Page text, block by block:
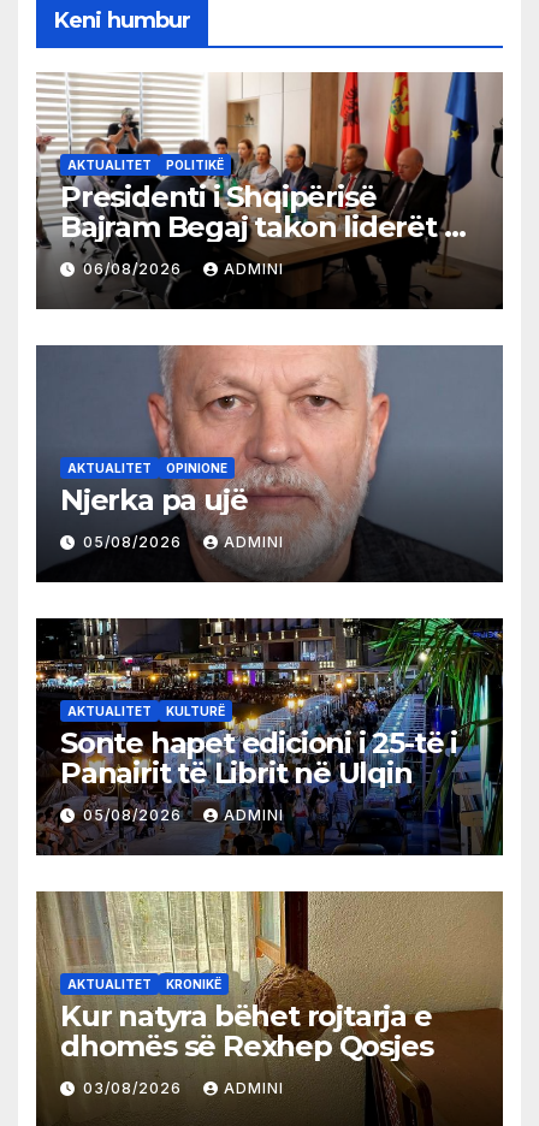
Keni humbur
AKTUALITET POLITIKË
Presidenti i Shqipërisë
Bajram Begaj takon liderët e
partive shqiptare në Ulqin
06/08/2026 ADMINI
AKTUALITET OPINIONE
Njerka pa ujë
05/08/2026 ADMINI
AKTUALITET KULTURË
Sonte hapet edicioni i 25-të i
Panairit të Librit në Ulqin
05/08/2026 ADMINI
AKTUALITET KRONIKË
Kur natyra bëhet rojtarja e
dhomës së Rexhep Qosjes
03/08/2026 ADMINI